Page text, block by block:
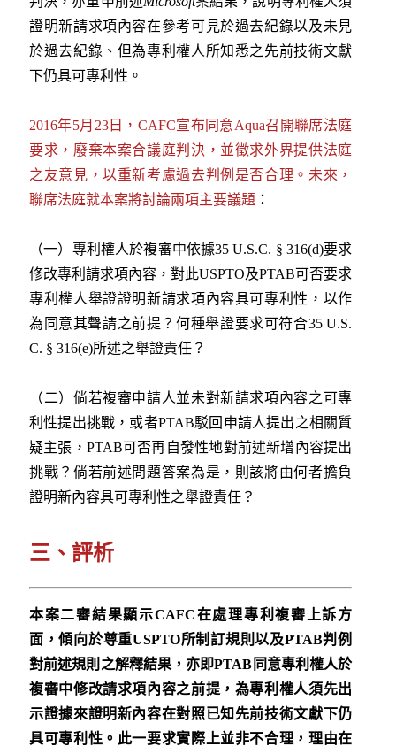
證明新請求項內容在參考可見於過去紀錄以及未見
於過去紀錄、但為專利權人所知悉之先前技術文獻
下仍具可專利性。
2016年5月23日，CAFC宣布同意Aqua召開聯席法庭
要求，廢棄本案合議庭判決，並徵求外界提供法庭
之友意見，以重新考慮過去判例是否合理。未來，
聯席法庭就本案將討論兩項主要議題 ：
（一）專利權人於複審中依據35 U.S.C. § 316(d)要求
修改專利請求項內容，對此USPTO及PTAB可否要求
專利權人舉證證明新請求項內容具可專利性，以作
為同意其聲請之前提？何種舉證要求可符合35 U.S.
C. § 316(e)所述之舉證責任？
（二）倘若複審申請人並未對新請求項內容之可專
利性提出挑戰，或者PTAB駁回申請人提出之相關質
疑主張，PTAB可否再自發性地對前述新增內容提出
挑戰？倘若前述問題答案為是，則該將由何者擔負
證明新內容具可專利性之舉證責任？
三、評析
本案二審結果顯示CAFC在處理專利複審上訴方
面，傾向於尊重USPTO所制訂規則以及PTAB判例
對前述規則之解釋結果，亦即PTAB 同意專利權人於
複審中修改請求項內容之前提，為專利權人須先出
示證據來證明新內容在對照已知先前技術文獻下仍
具可專利性。此一要求實際上並非不合理，理由在